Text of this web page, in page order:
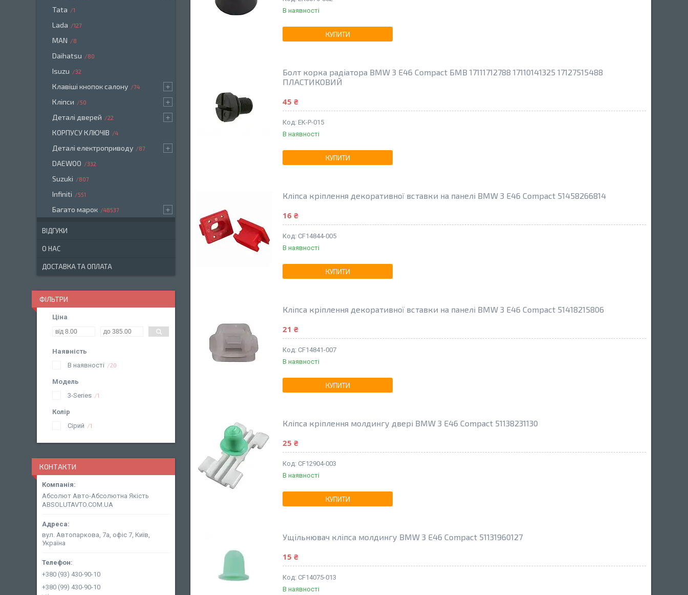
В наявності
КУПИТИ
Болт корка радіатора BMW 3 E46 Compact БМВ 17111712788 17110141325 17127515488
ПЛАСТИКОВИЙ
45 ₴
EK-P-015
В наявності
КУПИТИ
Кліпса кріплення декоративної вставки на панелі BMW 3 E46 Compact 51458266814
16 ₴
CF14844-005
В наявності
КУПИТИ
Кліпса кріплення декоративної вставки на панелі BMW 3 E46 Compact 51418215806
21 ₴
CF14841-007
В наявності
КУПИТИ
Кліпса кріплення молдингу двері BMW 3 E46 Compact 51138231130
25 ₴
CF12904-003
В наявності
КУПИТИ
Ущільнювач кліпса молдингу BMW 3 E46 Compact 51131960127
15 ₴
CF14075-013
В наявності
Tata 1
Lada 127
MAN 8
Daihatsu 80
Isuzu 32
Клавіші кнопок салону 74
Кліпси 50
Деталі дверей 22
КОРПУСУ КЛЮЧІВ 4
Деталі електроприводу 87
DAEWOO 332
Suzuki 807
Infiniti 551
Багато марок 48537
ВІДГУКИ
О НАС
ДОСТАВКА ТА ОПЛАТА
ФІЛЬТРИ
Ціна
Наявність
В наявності
20
Модель
3-Series
1
Колір
Сірий
1
КОНТАКТИ
Абсолют Авто-Абсолютна Якість
ABSOLUTAVTO.COM.UA
вул. Автопаркова, 7а, офіс 7, Київ,
Україна
+380 (93) 430-90-10
+380 (99) 430-90-10